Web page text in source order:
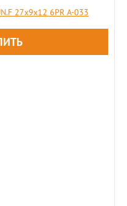
27х9х12 6PR A-033